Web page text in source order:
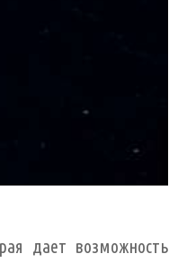
дает возможность